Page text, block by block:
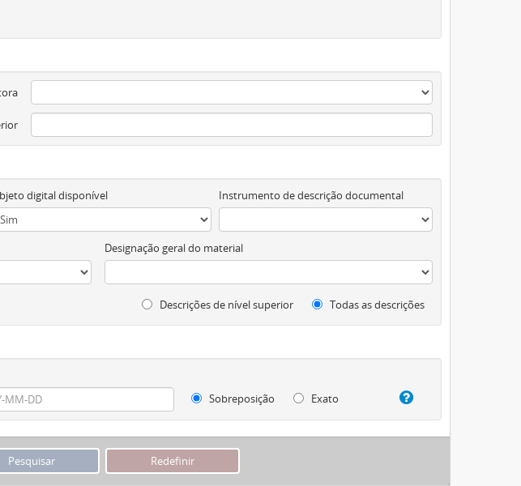
digital disponível Instrumento de descrição documental
Designação geral do material
Descrições de nível superior Todas as descrições
Sobreposição
Exato